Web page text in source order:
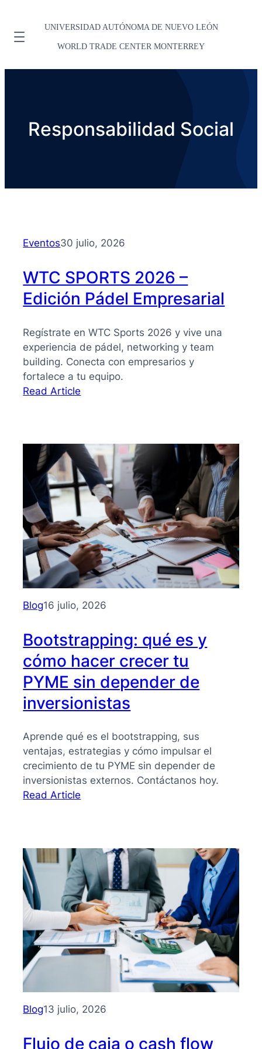
UNIVERSIDAD AUTÓNOMA DE NUEVO LEÓN
WORLD TRADE CENTER MONTERREY
Responsabilidad Social
Eventos30 julio, 2026
WTC SPORTS 2026 –
Edición Pádel Empresarial
Regístrate en WTC Sports 2026 y vive una
experiencia de pádel, networking y team
building. Conecta con empresarios y
fortalece a tu equipo.
Read Article
–
Edición
Pádel
Empresarial
Blog16 julio, 2026
Bootstrapping: qué es y
cómo hacer crecer tu
PYME sin depender de
inversionistas
Aprende qué es el bootstrapping, sus
ventajas, estrategias y cómo impulsar el
crecimiento de tu PYME sin depender de
inversionistas externos. Contáctanos hoy.
Read Article
y
cómo
hacer
crecer
tu
PYME
sin
depender
inversionistas
Blog13 julio, 2026
Flujo de caja o cash flow